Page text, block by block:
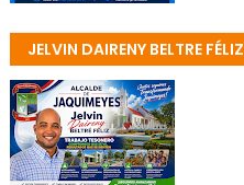
JELVIN DAIRENY BELTRE FÉLIZ